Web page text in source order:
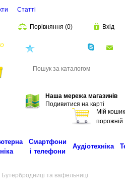
Статті
Порівняння (0) Вхід
Наша мережа магазинів
Подивитися на карті
Мій кошик
порожній
Смартфони
і телефони
Аудіотехніка
Бутербродниці та вафельниці